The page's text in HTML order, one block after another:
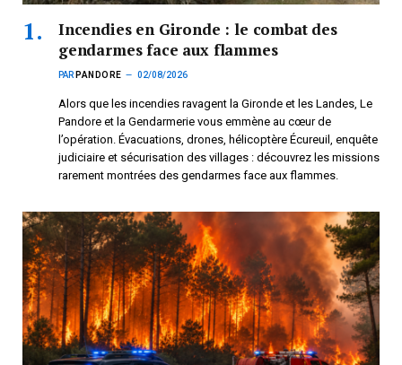
Incendies en Gironde : le combat des
gendarmes face aux flammes
PAR PANDORE 02/08/2026
Alors que les incendies ravagent la Gironde et les Landes, Le
Pandore et la Gendarmerie vous emmène au cœur de
l’opération. Évacuations, drones, hélicoptère Écureuil, enquête
judiciaire et sécurisation des villages : découvrez les missions
rarement montrées des gendarmes face aux flammes.